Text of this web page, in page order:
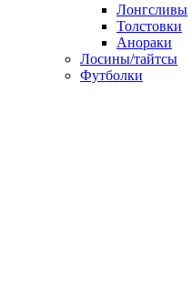
Лонгсливы
Толстовки
Анораки
Лосины/тайтсы
Футболки